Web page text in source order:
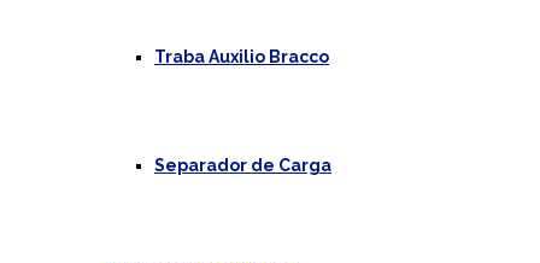
Traba Auxilio Bracco
Separador de Carga